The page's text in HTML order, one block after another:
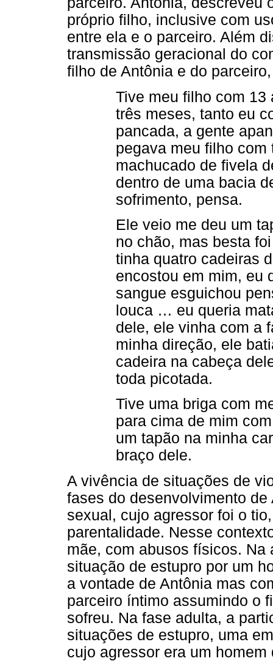
próprio filho, inclusive com
entre ela e o parceiro. Além
transmissão geracional do
filho de Antônia e do
Tive meu filho com 13
três meses, tanto eu
pancada, a gente
pegava meu filho
machucado de fivela
dentro de uma bacia
sofrimento, pensa.
Ele veio me deu um
no chão, mas besta
tinha quatro cadeiras
encostou em mim, eu
sangue esguichou
louca … eu queria
dele, ele vinha com a
minha direção, ele
cadeira na cabeça
toda picotada.
Tive uma briga com
para cima de mim
um tapão na minha
braço dele.
A vivência de situações de
fases do desenvolvimento
sexual, cujo agressor foi o
parentalidade. Nesse
mãe, com abusos físicos.
situação de estupro por um
a vontade de Antônia mas
parceiro íntimo assumindo o
sofreu. Na fase adulta, a
situações de estupro, uma
cujo agressor era um homem